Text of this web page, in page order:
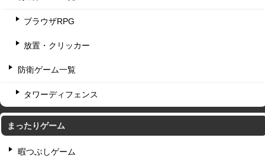
ブラウザRPG
放置・クリッカー
防衛ゲーム一覧
タワーディフェンス
まったりゲーム
暇つぶしゲーム